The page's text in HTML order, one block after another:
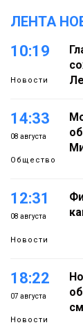
ЛЕНТА
10:19
Новости
14:33
08 августа
Общество
12:31
08 августа
Новости
18:22
07 августа
Новости